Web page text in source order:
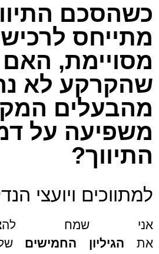
כשהסכם
מתייחס
מסויימת,
שהקרקע לא
מהבעלים
משפיעה על
התיווך?
למתווכים ויועצי
אני שמח
את הגיליון החמישים